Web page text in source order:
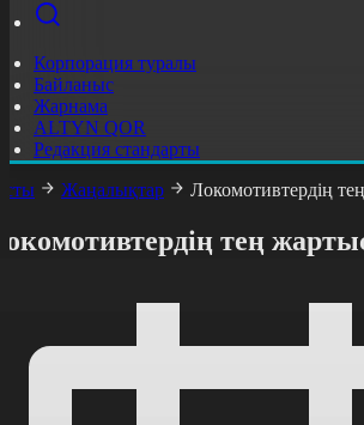
Корпорация туралы
Байланыс
Жарнама
ALTYN QOR
Редакция стандарты
Жаңалықтар Локомотивтердің
тең